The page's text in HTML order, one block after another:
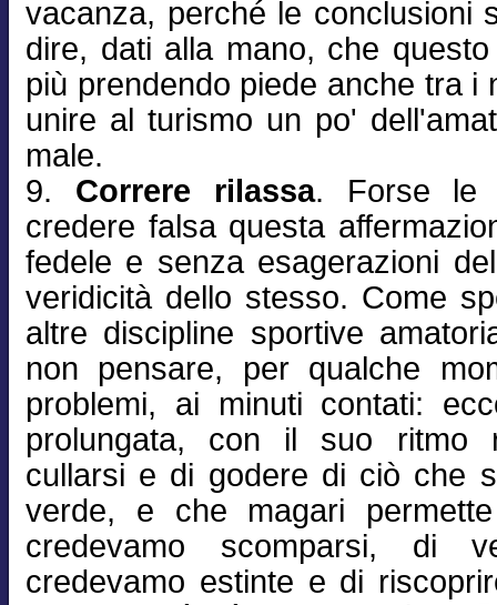
vacanza, perché le conclusioni
dire, dati alla mano, che
più prendendo piede anche tra i
unire al turismo un po'
male.
9. Correre rilassa. Forse le
credere falsa questa
fedele e senza esagerazioni
veridicità dello stesso. Come
altre discipline sportive
non pensare, per qualche
problemi, ai minuti contati:
prolungata, con il suo ritmo
cullarsi e di godere di ciò che
verde, e che magari
credevamo scomparsi, di
credevamo estinte e di